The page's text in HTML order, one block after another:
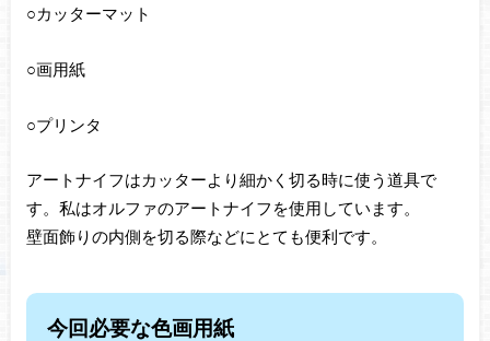
○カッターマット
○画用紙
○プリンタ
アートナイフはカッターより細かく切る時に使う道具で
す。私はオルファのアートナイフを使用しています。
壁面飾りの内側を切る際などにとても便利です。
今回必要な色画用紙